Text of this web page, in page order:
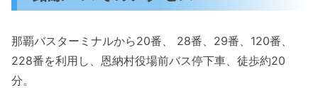
那覇バスターミナルから20番、 28番、29番、120番、
228番を利用し、恩納村役場前バス停下車、徒歩約20
分。